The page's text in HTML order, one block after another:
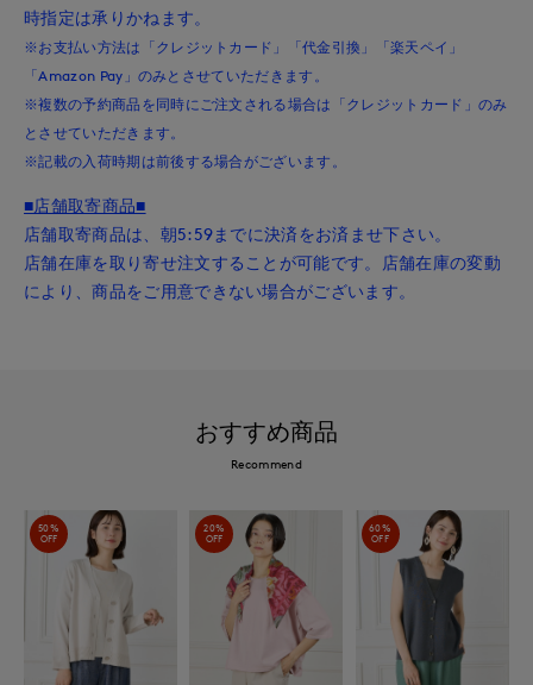
時指定は承りかねます。
※お支払い方法は「クレジットカード」「代金引換」「楽天ペイ」
「Amazon Pay」のみとさせていただきます。
※複数の予約商品を同時にご注文される場合は「クレジットカード」のみ
とさせていただきます。
※記載の入荷時期は前後する場合がございます。
■店舗取寄商品■
店舗取寄商品は、朝5:59までに決済をお済ませ下さい。
店舗在庫を取り寄せ注文することが可能です。店舗在庫の変動
により、商品をご用意できない場合がございます。
おすすめ商品
Recommend
50%
OFF
20%
OFF
60%
OFF